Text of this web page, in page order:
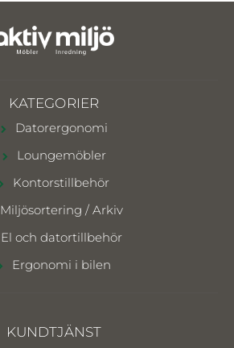
KATEGORIER
Datorergonomi
Loungemöbler
Kontorstillbehör
Miljösortering / Arkiv
El och datortillbehör
Ergonomi i bilen
KUNDTJÄNST